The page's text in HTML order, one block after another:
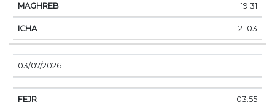
19:31
21:03
03/07/2026
03:55